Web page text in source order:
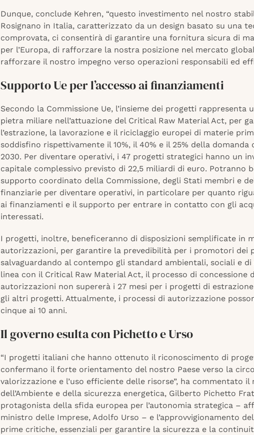
Dunque, conclude Kehren, “questo investimento nel nostro
Rosignano in Italia, caratterizzato da un design basato su una
comprovata, ci consentirà di garantire una fornitura sicura di
per l’Europa, di rafforzare la nostra posizione nel mercato
rafforzare il nostro impegno verso operazioni responsabili ed
Supporto Ue per l’accesso ai finanziamenti
Secondo la Commissione Ue, l’insieme dei progetti rappresenta
pietra miliare nell’attuazione del Critical Raw Material Act, per
l’estrazione, la lavorazione e il riciclaggio europei di materie
soddisfino rispettivamente il 10%, il 40% e il 25% della domanda
2030. Per diventare operativi, i 47 progetti strategici hanno un
capitale complessivo previsto di 22,5 miliardi di euro. Potranno
supporto coordinato della Commissione, degli Stati membri e
finanziarie per diventare operativi, in particolare per quanto
ai finanziamenti e il supporto per entrare in contatto con gli
interessati.
I progetti, inoltre, beneficeranno di disposizioni semplificate in
autorizzazioni, per garantire la prevedibilità per i promotori dei
salvaguardando al contempo gli standard ambientali, sociali e di
linea con il Critical Raw Material Act, il processo di concessione
autorizzazioni non supererà i 27 mesi per i progetti di estrazione
gli altri progetti. Attualmente, i processi di autorizzazione
cinque ai 10 anni.
Il governo esulta con Pichetto e Urso
“I progetti italiani che hanno ottenuto il riconoscimento di
confermano il forte orientamento del nostro Paese verso la
valorizzazione e l’uso efficiente delle risorse”, ha commentato il
dell’Ambiente e della sicurezza energetica, Gilberto Pichetto
protagonista della sfida europea per l’autonomia strategica –
ministro delle Imprese, Adolfo Urso – e l’approvvigionamento
prime critiche, essenziali per garantire la sicurezza e la